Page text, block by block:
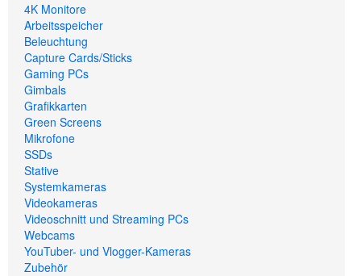
4K Monitore
Arbeitsspeicher
Beleuchtung
Capture Cards/Sticks
Gaming PCs
Gimbals
Grafikkarten
Green Screens
Mikrofone
SSDs
Stative
Systemkameras
Videokameras
Videoschnitt und Streaming PCs
Webcams
YouTuber- und Vlogger-Kameras
Zubehör